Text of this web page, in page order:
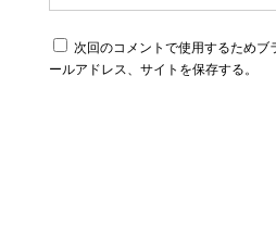
次回のコメントで使用するためブ
ールアドレス、サイトを保存する。